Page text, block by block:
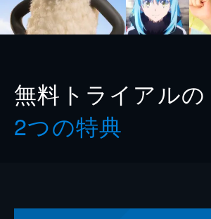
無料トライアルの
2つの特典